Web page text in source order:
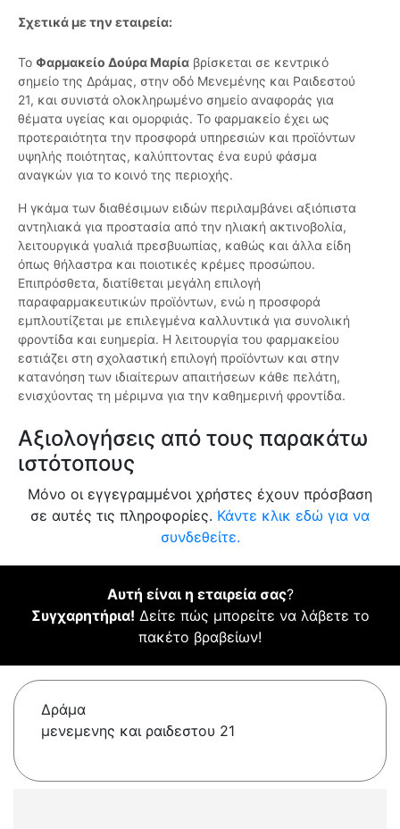
Σχετικά με την εταιρεία:
Το Φαρμακείο Δούρα Μαρία βρίσκεται σε κεντρικό
σημείο της Δράμας, στην οδό Μενεμένης και Ραιδεστού
21, και συνιστά ολοκληρωμένο σημείο αναφοράς για
θέματα υγείας και ομορφιάς. Το φαρμακείο έχει ως
προτεραιότητα την προσφορά υπηρεσιών και προϊόντων
υψηλής ποιότητας, καλύπτοντας ένα ευρύ φάσμα
αναγκών για το κοινό της περιοχής.
Η γκάμα των διαθέσιμων ειδών περιλαμβάνει αξιόπιστα
αντηλιακά για προστασία από την ηλιακή ακτινοβολία,
λειτουργικά γυαλιά πρεσβυωπίας, καθώς και άλλα είδη
όπως θήλαστρα και ποιοτικές κρέμες προσώπου.
Επιπρόσθετα, διατίθεται μεγάλη επιλογή
παραφαρμακευτικών προϊόντων, ενώ η προσφορά
εμπλουτίζεται με επιλεγμένα καλλυντικά για συνολική
φροντίδα και ευημερία. Η λειτουργία του φαρμακείου
εστιάζει στη σχολαστική επιλογή προϊόντων και στην
κατανόηση των ιδιαίτερων απαιτήσεων κάθε πελάτη,
ενισχύοντας τη μέριμνα για την καθημερινή φροντίδα.
Αξιολογήσεις από τους παρακάτω
ιστότοπους
Μόνο οι εγγεγραμμένοι χρήστες έχουν πρόσβαση
σε αυτές τις πληροφορίες. Κάντε κλικ εδώ για να
συνδεθείτε.
Αυτή είναι η εταιρεία σας?
Συγχαρητήρια! Δείτε πώς μπορείτε να λάβετε το
πακέτο βραβείων!
Δράμα
μενεμενης και ραιδεστου 21